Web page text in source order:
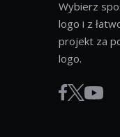
Wybierz
logo i z
projekt za
logo.